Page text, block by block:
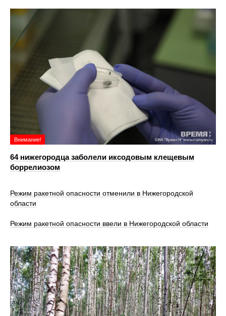
Внимание!
64 нижегородца заболели иксодовым клещевым
боррелиозом
Режим ракетной опасности отменили в Нижегородской
области
Режим ракетной опасности ввели в Нижегородской области